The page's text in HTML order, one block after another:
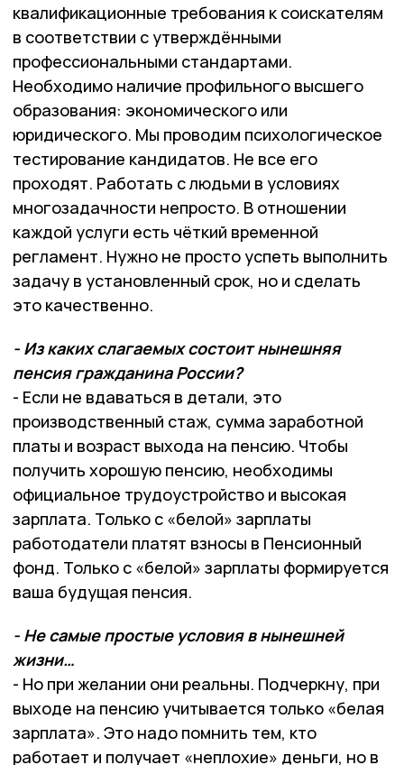
квалификационные требования к соискателям
в соответствии с утверждёнными
профессиональными стандартами.
Необходимо наличие профильного высшего
образования: экономического или
юридического. Мы проводим психологическое
тестирование кандидатов. Не все его
проходят. Работать с людьми в условиях
многозадачности непросто. В отношении
каждой услуги есть чёткий временной
регламент. Нужно не просто успеть выполнить
задачу в установленный срок, но и сделать
это качественно.
- Из каких слагаемых состоит нынешняя
пенсия гражданина России?
- Если не вдаваться в детали, это
производственный стаж, сумма заработной
платы и возраст выхода на пенсию. Чтобы
получить хорошую пенсию, необходимы
официальное трудоустройство и высокая
зарплата. Только с «белой» зарплаты
работодатели платят взносы в Пенсионный
фонд. Только с «белой» зарплаты формируется
ваша будущая пенсия.
- Не самые простые условия в нынешней
жизни…
- Но при желании они реальны. Подчеркну, при
выходе на пенсию учитывается только «белая
зарплата». Это надо помнить тем, кто
работает и получает «неплохие» деньги, но в